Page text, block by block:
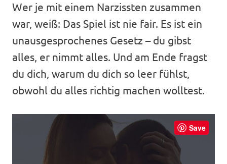
Wer je mit einem Narzissten zusammen
war, weiß: Das Spiel ist nie fair. Es ist ein
unausgesprochenes Gesetz – du gibst
alles, er nimmt alles. Und am Ende fragst
du dich, warum du dich so leer fühlst,
obwohl du alles richtig machen wolltest.
Save